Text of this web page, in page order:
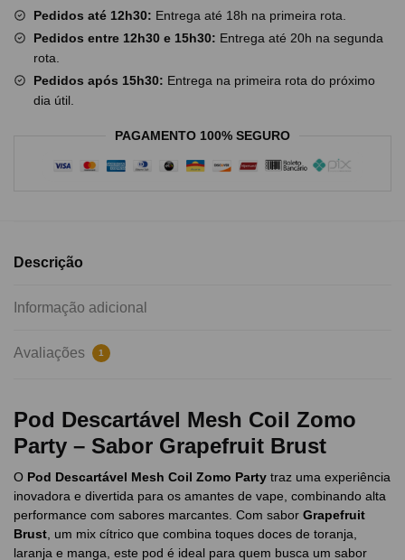
Pedidos até 12h30: Entrega até 18h na primeira rota.
Pedidos entre 12h30 e 15h30: Entrega até 20h na segunda
rota.
Pedidos após 15h30: Entrega na primeira rota do próximo
dia útil.
PAGAMENTO 100% SEGURO
Descrição
Informação adicional
Avaliações 1
Pod Descartável Mesh Coil Zomo
Party – Sabor Grapefruit Brust
O Pod Descartável Mesh Coil Zomo Party traz uma experiência
inovadora e divertida para os amantes de vape, combinando alta
performance com sabores marcantes. Com sabor Grapefruit
Brust , um mix cítrico que combina toques doces de toranja,
laranja e manga, este pod é ideal para quem busca um sabor